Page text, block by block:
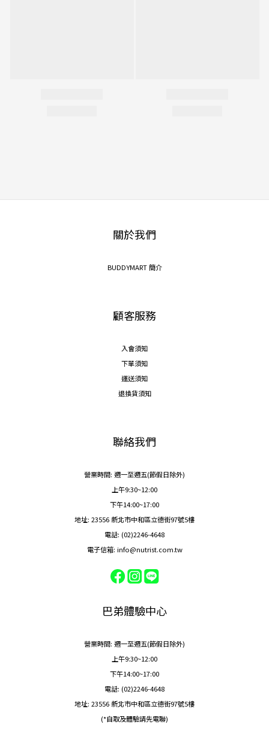
關於我們
BUDDYMART 簡介
顧客服務
入會須知
下單須知
運送須知
退換貨須知
聯絡我們
營業時間: 週一至週五(節假日除外)
上午9:30~12:00
下午14:00~17:00
地址: 23556 新北市中和區立德街97號5樓
電話: (02)2246-4648
電子信箱: info@nutrist.com.tw
巴弟體驗中心
營業時間: 週一至週五(節假日除外)
上午9:30~12:00
下午14:00~17:00
電話: (02)2246-4648
地址: 23556 新北市中和區立德街97號5樓
(*自取及體驗請先電聯)